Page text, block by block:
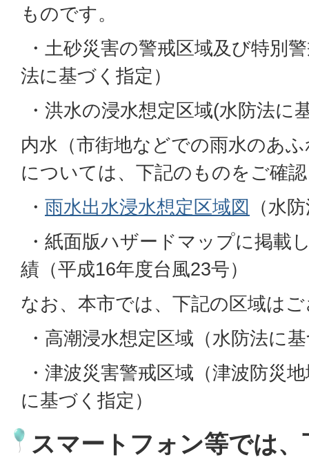
ものです。
・土砂災害の警戒区域及び特別
法に基づく指定）
・洪水の浸水想定区域(水防法に
内水（市街地などでの雨水のあ
については、下記のものをご確
・ 雨水出水浸水想定区域図
（水
・紙面版ハザードマップに掲載
績（平成16年度台風23号）
なお、本市では、下記の区域は
・高潮浸水想定区域（水防法に
・津波災害警戒区域（津波防災
に基づく指定）
スマートフォン等では